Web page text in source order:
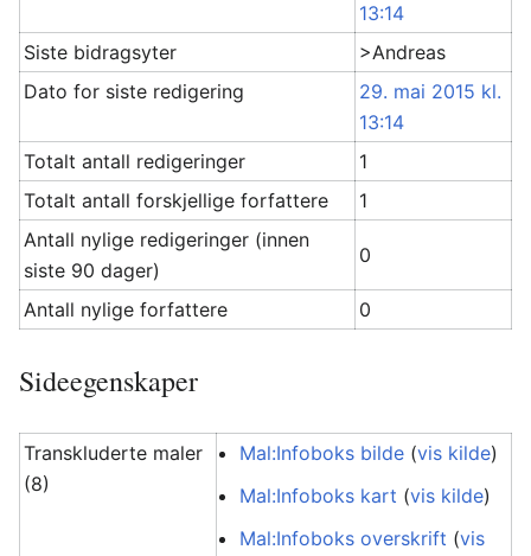
13:14
Siste bidragsyter
>Andreas
Dato for siste redigering
29. mai 2015 kl.
13:14
Totalt antall redigeringer
1
Totalt antall forskjellige forfattere
1
Antall nylige redigeringer (innen
siste 90 dager)
0
Antall nylige forfattere 0
Sideegenskaper
Transkluderte maler
(8)
Mal:Infoboks bilde (vis kilde)
Mal:Infoboks kart (vis kilde)
Mal:Infoboks overskrift (vis